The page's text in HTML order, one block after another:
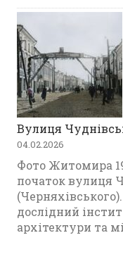
Вулиця
04.02.2026
Фото Житомира
початок вулиця
дослідний
архітектури та